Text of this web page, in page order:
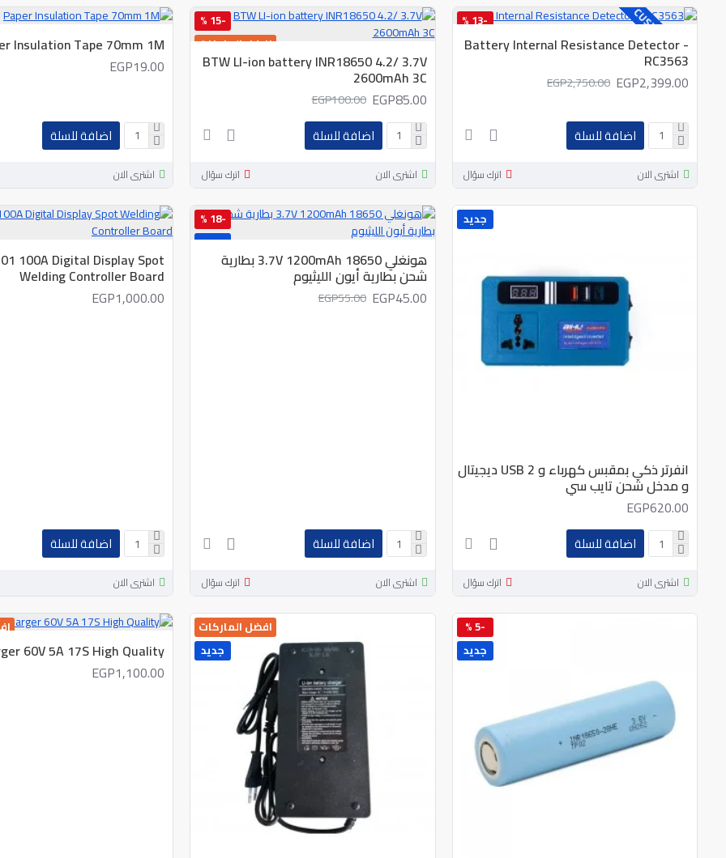
CUSTOM LABELS افضل الماركات
-13 %
Battery Internal Resistance Detector -
RC3563
EGP2,399.00
EGP2,750.00
اضافة للسلة
اشترى الان اترك سؤال
جديد
افضل الماركات
-15 %
BTW LI-ion battery INR18650 4.2/ 3.7V
2600mAh 3C
EGP85.00
EGP100.00
اضافة للسلة
اشترى الان اترك سؤال
Insulation Tape 70mm 1M
EGP19.00
اضافة للسلة
اشترى الان
جديد
انفرتر ذكي بمقبس كهرباء و 2 USB ديجيتال
و مدخل شحن تايب سي
EGP620.00
اضافة للسلة
اشترى الان اترك سؤال
جديد
-18 %
هونغلي 18650 3.7V 1200mAh بطارية
شحن بطارية أيون الليثيوم
EGP45.00
EGP55.00
اضافة للسلة
اشترى الان اترك سؤال
100A Digital Display Spot
Welding Controller Board
EGP1,000.00
اضافة للسلة
اشترى الان
جديد
-5 %
جديد
افضل الماركات
60V 5A 17S High Quality
EGP1,100.00